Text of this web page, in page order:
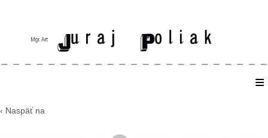
≡
‹ Naspäť na